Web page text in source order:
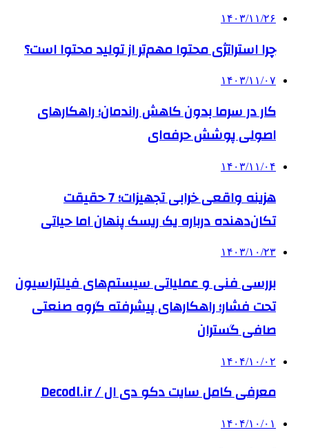
۱۴۰۳/۱۱/۲۶
چرا استراتژی محتوا مهم‌تر از تولید محتوا است؟
۱۴۰۳/۱۱/۰۷
کار در سرما بدون کاهش راندمان؛ راهکارهای
اصولی پوشش حرفه‌ای
۱۴۰۳/۱۱/۰۴
هزینه واقعی خرابی تجهیزات؛ 7 حقیقت
تکان‌دهنده درباره یک ریسک پنهان اما حیاتی
۱۴۰۳/۱۰/۲۳
بررسی فنی و عملیاتی سیستم‌های فیلتراسیون
تحت فشار؛ راهکارهای پیشرفته گروه صنعتی
صافی گستران
۱۴۰۴/۱۰/۰۲
معرفی کامل سایت دکو دی ال / Decodl.ir
۱۴۰۴/۱۰/۰۱